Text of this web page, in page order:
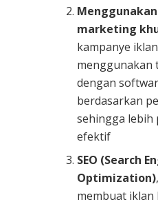
marketing
kampanye
menggunakan
dengan
berdasarkan
sehingga lebih
efektif
SEO (Search
Optimization)
membuat iklan